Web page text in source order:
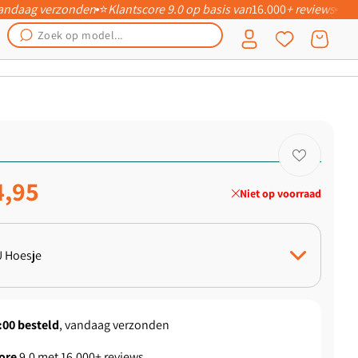
verzonden⭐Klantscore 9.0 op basis van16.000+ reviews
Inloggen Winkelwagen
Niet op voorraad
Hoesje
besteld, vandaag verzonden